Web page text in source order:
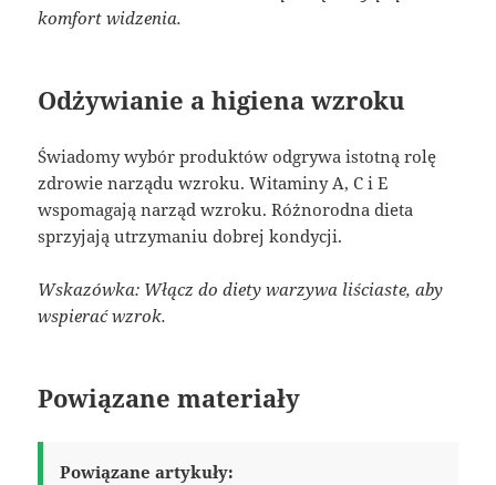
komfort widzenia.
Odżywianie a higiena wzroku
Świadomy wybór produktów odgrywa istotną rolę
zdrowie narządu wzroku. Witaminy A, C i E
wspomagają narząd wzroku. Różnorodna dieta
sprzyjają utrzymaniu dobrej kondycji.
Wskazówka: Włącz do diety warzywa liściaste, aby
wspierać wzrok.
Powiązane materiały
Powiązane artykuły: